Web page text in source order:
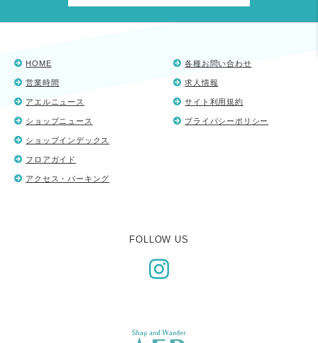
HOME
営業時間
アエルニュース
ショップニュース
ショップインデックス
フロアガイド
アクセス・パーキング
各種お問い合わせ
求人情報
サイト利用規約
プライバシーポリシー
FOLLOW US